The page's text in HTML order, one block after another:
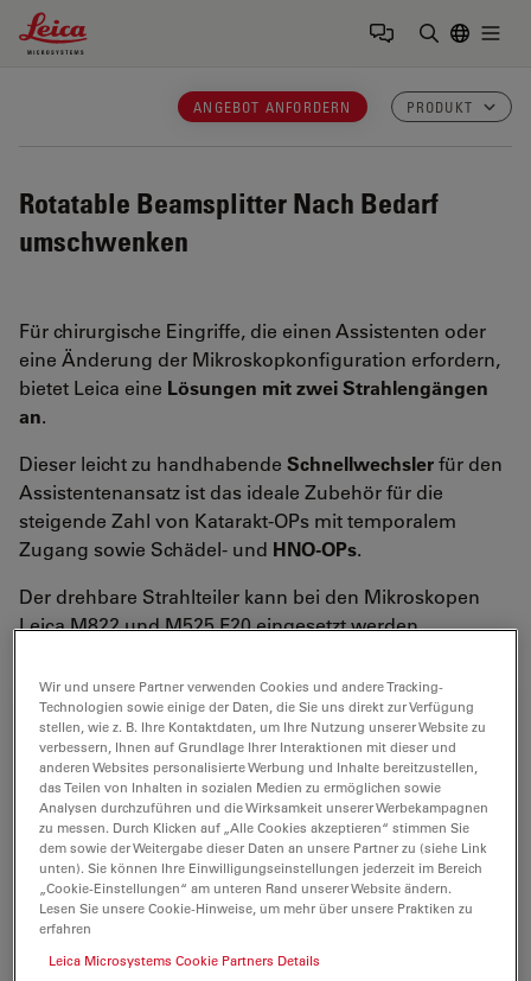
Leica Microsystems Logo
ANGEBOT ANFORDERN PRODUKT
Rotatable Beamsplitter Nach Bedarf
umschwenken
Für chirurgische Eingriffe, die einen Assistenten oder
eine Änderung der Mikroskopkonfiguration erfordern,
bietet Leica eine Lösungen mit zwei Strahlengängen
an.
Dieser leicht zu handhabende Schnellwechslerfür den
Assistentenansatz ist das ideale Zubehör für die
steigende Zahl von Katarakt-OPs mit temporalem
Zugang sowie Schädel- und HNO-OPs.
Der drehbare Strahlteiler kann bei den Mikroskopen
Leica M822 und M525 F20 eingesetzt werden.
Wir und unsere Partner verwenden Cookies und andere Tracking-
Technologien sowie einige der Daten, die Sie uns direkt zur Verfügung
stellen, wie z. B. Ihre Kontaktdaten, um Ihre Nutzung unserer Website zu
verbessern, Ihnen auf Grundlage Ihrer Interaktionen mit dieser und
anderen Websites personalisierte Werbung und Inhalte bereitzustellen,
das Teilen von Inhalten in sozialen Medien zu ermöglichen sowie
Analysen durchzuführen und die Wirksamkeit unserer Werbekampagnen
zu messen. Durch Klicken auf „Alle Cookies akzeptieren“ stimmen Sie
dem sowie der Weitergabe dieser Daten an unsere Partner zu (siehe Link
unten). Sie können Ihre Einwilligungseinstellungen jederzeit im Bereich
„Cookie-Einstellungen“ am unteren Rand unserer Website ändern.
Lesen Sie unsere Cookie-Hinweise, um mehr über unsere Praktiken zu
erfahren
Leica Microsystems Cookie Partners Details